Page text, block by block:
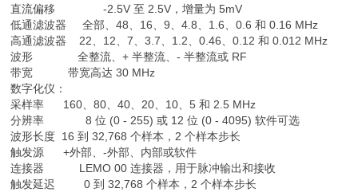
直流偏移 -2.5V 至 2.5V，增量为 5mV
低通滤波器 全部、48、16、9、4.8、1.6、0.6 和 0.16 MHz
高通滤波器 22、12、7、3.7、1.2、0.46、0.12 和 0.012 MHz
波形 全整流、+ 半整流、- 半整流或 RF
带宽 带宽高达 30 MHz
数字化仪：
采样率 160、80、40、20、10、5 和 2.5 MHz
分辨率 8 位 (0 - 255) 或 12 位 (0 - 4095) 软件可选
波形长度 16 到 32,768 个样本，2 个样本步长
触发源 +外部、-外部、内部或软件
连接器 LEMO 00 连接器，用于脉冲输出和接收
触发延迟 0 到 32,768 个样本，2 个样本步长